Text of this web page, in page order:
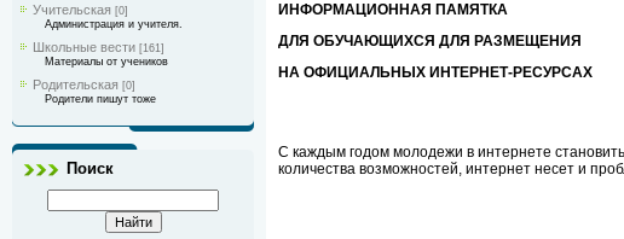
Учительская [0]
Администрация и учителя.
Школьные вести [161]
Материалы от учеников
Родительская [0]
Родители пишут тоже
Поиск
ИНФОРМАЦИОННАЯ ПАМЯТКА
ДЛЯ ОБУЧАЮЩИХСЯ ДЛЯ РАЗМЕЩЕНИЯ
НА ОФИЦИАЛЬНЫХ ИНТЕРНЕТ-РЕСУРСАХ
С каждым годом молодежи в интернете
количества возможностей, интернет несет и